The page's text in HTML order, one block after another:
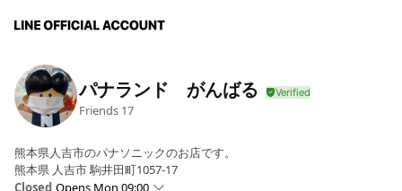
パナランド がんばる
Friends 17
熊本県人吉市のパナソニックのお店です。
熊本県 人吉市 駒井田町1057-17
Closed Opens Mon 09:00